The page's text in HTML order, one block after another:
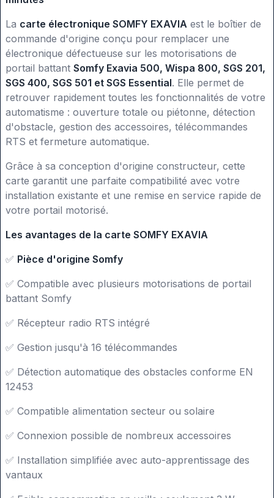
La carte électronique SOMFY EXAVIA est le boîtier de
commande d'origine conçu pour remplacer une
électronique défectueuse sur les motorisations de
portail battant Somfy Exavia 500, Wispa 800, SGS 201,
SGS 400, SGS 501 et SGS Essential. Elle permet de
retrouver rapidement toutes les fonctionnalités de votre
automatisme : ouverture totale ou piétonne, détection
d'obstacle, gestion des accessoires, télécommandes
RTS et fermeture automatique.
Grâce à sa conception d'origine constructeur, cette
carte garantit une parfaite compatibilité avec votre
installation existante et une remise en service rapide de
votre portail motorisé.
Les avantages de la carte SOMFY EXAVIA
✅ Pièce d'origine Somfy
✅ Compatible avec plusieurs motorisations de portail
battant Somfy
✅ Récepteur radio RTS intégré
✅ Gestion jusqu'à 16 télécommandes
✅ Détection automatique des obstacles conforme EN
12453
✅ Compatible alimentation secteur ou solaire
✅ Connexion possible de nombreux accessoires
✅ Installation simplifiée avec auto-apprentissage des
vantaux